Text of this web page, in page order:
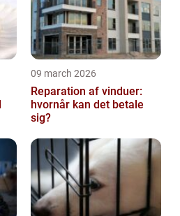
09 march 2026
Reparation af vinduer:
hvornår kan det betale
sig?